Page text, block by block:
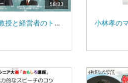
58:33
名誉教授と経営者のトモダチトークゲスト：株式会社フォーラムエイト 代表取締役社長 伊藤 裕二 氏